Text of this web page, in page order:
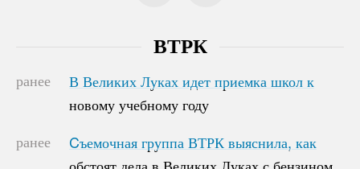
ВТРК
ранее
В Великих Луках идет приемка школ к
новому учебному году
В Великих Луках идет приемка школ к
новому учебному году
ранее
Cъемочная группа ВТРК выяснила, как
обстоят дела в Великих Луках с бензином
Cъемочная группа ВТРК выяснила, как
обстоят дела в Великих Луках с бензином